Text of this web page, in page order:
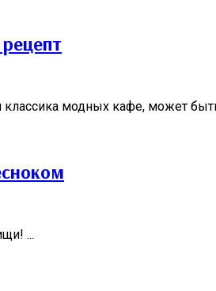
модных кафе, может
...